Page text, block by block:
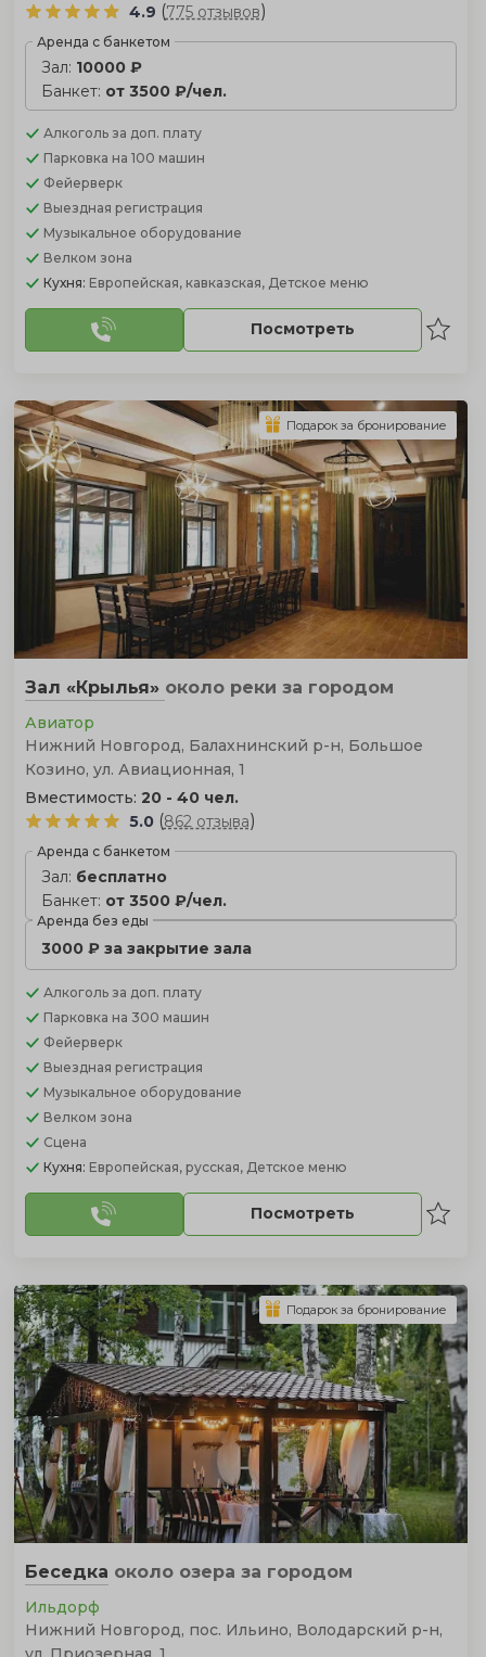
4.9 (775 отзывов)
Аренда с банкетом
Зал: 10000 ₽
Банкет: от 3500 ₽/чел.
Алкоголь за доп. плату
Парковка на 100 машин
Фейерверк
Выездная регистрация
Музыкальное оборудование
Велком зона
Кухня: Европейская, кавказская, Детское меню
Посмотреть
Зал «Крылья» около реки за городом
Авиатор
Нижний Новгород, Балахнинский р-н, Большое
Козино, ул. Авиационная, 1
Вместимость: 20 - 40 чел.
5.0 (862 отзыва)
Аренда с банкетом
Зал: бесплатно
Банкет: от 3500 ₽/чел.
Аренда без еды
3000 ₽ за закрытие зала
Алкоголь за доп. плату
Парковка на 300 машин
Фейерверк
Выездная регистрация
Музыкальное оборудование
Велком зона
Сцена
Кухня: Европейская, русская, Детское меню
Посмотреть
Подарок за бронирование
Беседка около озера за городом
Ильдорф
Нижний Новгород, пос. Ильино, Володарский р-н,
Подарок за бронирование